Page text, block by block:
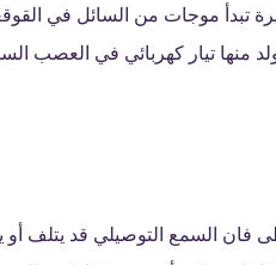
تبدأ موجات من السائل في
منها تيار كهربائي في العصب
فان السمع التوصيلي قد يتلف